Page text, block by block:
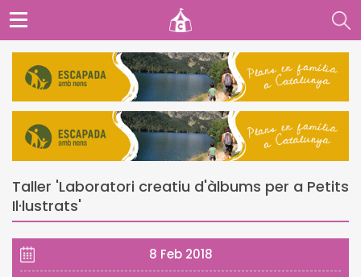
Taller 'Laboratori creatiu d'àlbums per a Petits
Il·lustrats'
8 Feb 2018